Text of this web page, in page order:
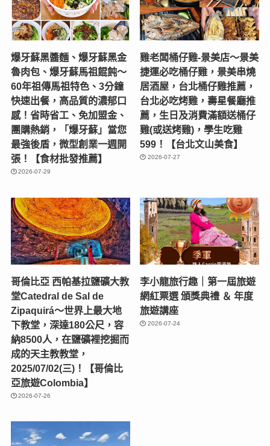
爆牙蘇黑醬麵、爆牙蘇黑金
魯肉包、爆牙蘇馬祖餛飩～
60年祖傳馬祖特色、3分鐘
快速出餐，高品質的濃郁口
感！省時省工、免加盟金、
團購熱銷，「爆牙蘇」當您
最強後盾，微型創業一週開
張！【食材批發推薦】
2026-07-29
雞老闆桶仔雞-景美店〜景美
捷運必吃桶仔雞，景美串燒
居酒屋，台北桶仔雞推薦，
台北必吃烤雞，壽星餐廳推
薦，生日及消費滿額送桶仔
雞(或送烤雞)，學生吃雞
599！【台北文山美食】
2026-07-27
哥倫比亞 西帕基拉鹽礦大教
堂Catedral de Sal de
Zipaquirá～世界上最大地
下教堂，深達180公尺，容
納8500人，在鹽礦裡挖掘而
成的天主教教堂，
2025/07/02(三)！【哥倫比
亞旅遊Colombia】
2026-07-26
李小龍旅行趣｜第一屆旅遊
網紅票選 頒獎典禮 ＆ 年度
旅遊講座
2026-07-24